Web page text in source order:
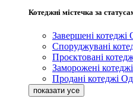
Котеджні містечка за
Завершені котеджі
Споруджувані
Проєктовані
Заморожені
Продані котеджі